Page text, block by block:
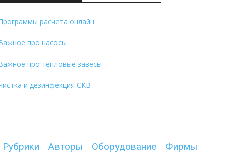
расчета онлайн
про насосы
про тепловые завесы
и дезинфекция СКВ
Рубрики Авторы Оборудование Фирмы